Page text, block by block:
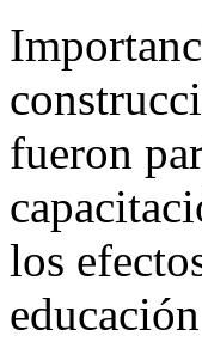
fueron
los